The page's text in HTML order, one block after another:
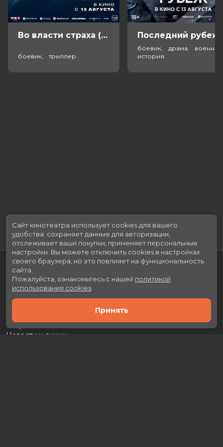
Во власти страха (18+)
боевик, триллер
боевик, драма,
история
Скоро в кино
Новости и акции
Сайт кинотеатра использует cookies для вашего
удобства: сохраняет данные для авторизации,
отслеживает ваши покупки, применяет персональные
настройки. Вы можете отключить cookies в настройках
своего браузера, но это повлияет на функциональность
сайта.
Пожалуйста, ознакомьтесь с нашей политикой
использования cookies
Принять